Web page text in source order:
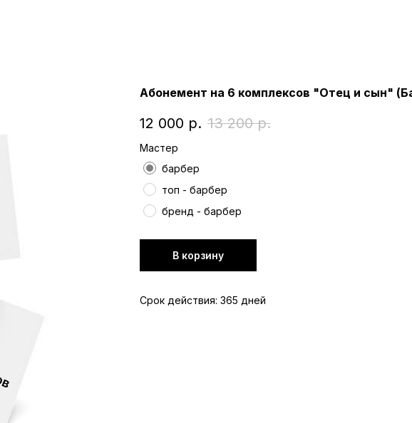
Абонемент на 6 комплексов "Отец и сын"
12 000 р. 13 200 р.
Мастер
барбер
топ - барбер
бренд - барбер
В корзину
Срок действия: 365 дней